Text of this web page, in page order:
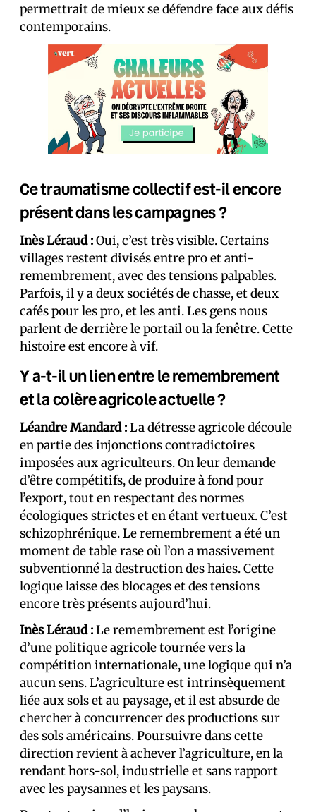
permettrait de mieux se défendre face aux défis
contemporains.
Ce traumatisme collectif est-il encore
présent dans les campagnes ?
Inès Léraud :Oui, c’est très visible. Certains
villages restent divisés entre pro et anti-
remembrement, avec des tensions palpables.
Parfois, il y a deux sociétés de chasse, et deux
cafés pour les pro, et les anti. Les gens nous
parlent de derrière le portail ou la fenêtre. Cette
histoire est encore à vif.
Y a-t-il un lien entre le remembrement
et la colère agricole actuelle ?
Léandre Mandard :La détresse agricole découle
en partie des injonctions contradictoires
imposées aux agriculteurs. On leur demande
d’être compétitifs, de produire à fond pour
l’export, tout en respectant des normes
écologiques strictes et en étant vertueux. C’est
schizophrénique. Le remembrement a été un
moment de table rase où l’on a massivement
subventionné la destruction des haies. Cette
logique laisse des blocages et des tensions
encore très présents aujourd’hui.
Inès Léraud :Le remembrement est l’origine
d’une politique agricole tournée vers la
compétition internationale, une logique qui n’a
aucun sens. L’agriculture est intrinsèquement
liée aux sols et au paysage, et il est absurde de
chercher à concurrencer des productions sur
des sols américains. Poursuivre dans cette
direction revient à achever l’agriculture, en la
rendant hors-sol, industrielle et sans rapport
avec les paysannes et les paysans.